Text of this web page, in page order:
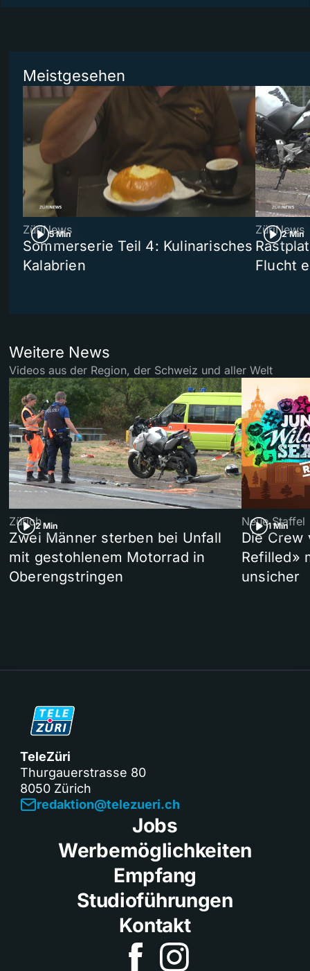
Meistgesehen
5 Min
ZüriNews
Sommerserie Teil 4: Kulinarisches
Kalabrien
2 Min
ZüriNews
Flucht
Weitere News
Videos aus der Region, der Schweiz und aller Welt
2 Min
Zürich
Zwei Männer sterben bei Unfall
mit gestohlenem Motorrad in
Oberengstringen
1 Min
Neue Staffel
Die Crew
Refilled»
unsicher
TeleZüri
Thurgauerstrasse 80
8050 Zürich
redaktion@telezueri.ch
Jobs
Werbemöglichkeiten
Empfang
Studioführungen
Kontakt